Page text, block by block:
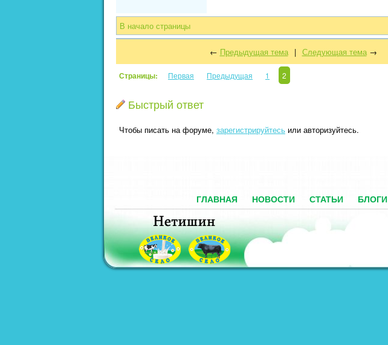
В начало страницы
← Предыдущая тема | Следующая тема→
Страницы: Первая Предыдущая 1 2
Быстрый ответ
Чтобы писать на форуме, зарегистрируйтесь или авторизуйтесь.
ГЛАВНАЯ НОВОСТИ СТАТЬИ БЛОГИ